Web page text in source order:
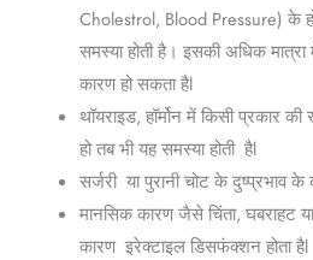
Cholestrol, Blood Pressure) के
समस्या होती है। इसकी अधिक
कारण हो सकता हैl
थॉयराइड,हॉर्मोन में किसी प्रकार
हो तब भी यह समस्या होती हैl
सर्जरी या पुरानी चोट के दुष्प्रभाव
मानसिक कारण जैसे चिंता,घबराहट
कारण इरेक्‍टाइल डिसफंक्‍शन होता हैl